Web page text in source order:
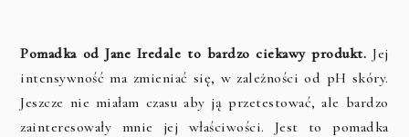
Pomadka od Jane Iredale to bardzo ciekawy produkt.Jej
intensywność ma zmieniać się, w zależności od pH skóry.
Jeszcze nie miałam czasu aby ją przetestować, ale bardzo
zainteresowały mnie jej właściwości. Jest to pomadka